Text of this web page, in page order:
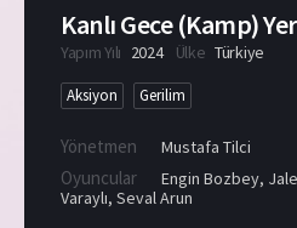
Kanlı Gece (Kamp)
Yapım Yılı 2024 Ülke Türkiye
Aksiyon Gerilim
Yönetmen Mustafa Tilci
Oyuncular Engin Bozbey,
Varaylı, Seval Arun